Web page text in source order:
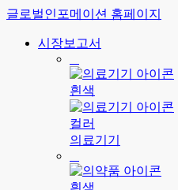
글로벌인포메이션 홈페이지
시장보고서
의료기기